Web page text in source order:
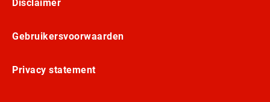
Disclaimer
Gebruikersvoorwaarden
Privacy statement